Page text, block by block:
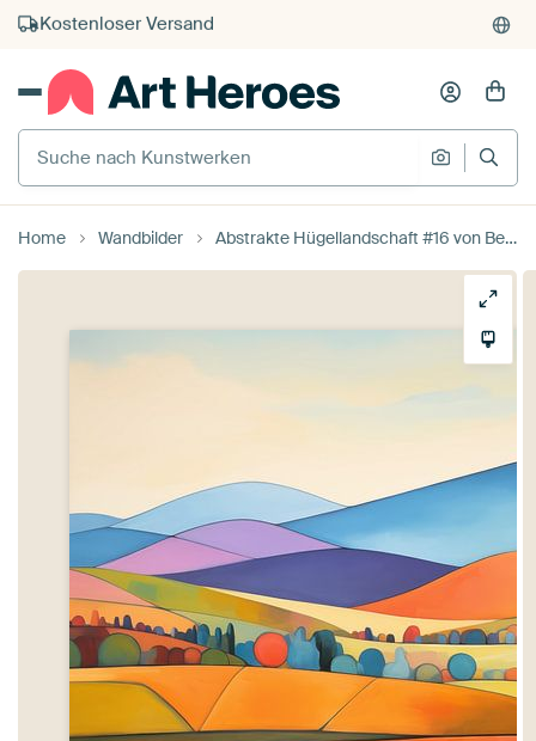
Kauf auf Rechnung
Individueller Druck auf Bestellung
Suche nach Kunstwerken
Suche
Home Wandbilder Abstrakte Hügellandschaft #16 von Bert Nijholt